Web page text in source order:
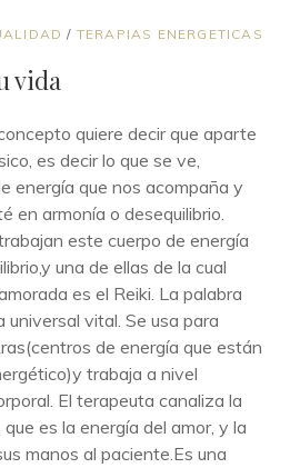
ESTRÉS
/ TERAPIAS ENERGETICAS
vida
quiere decir que aparte
es decir lo que se ve,
energía que nos acompaña y
en armonía o desequilibrio.
este cuerpo de energía
una de ellas de la cual
es el Reiki. La palabra
universal vital. Se usa para
de energía que están
trabaja a nivel
El terapeuta canaliza la
es la energía del amor, y la
manos al paciente.Es una